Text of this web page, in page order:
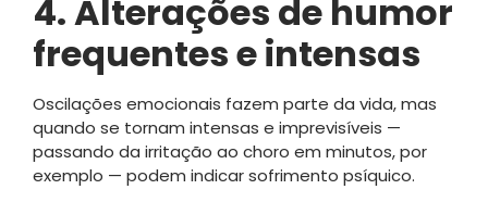
4. Alterações de humor
frequentes e intensas
Oscilações emocionais fazem parte da vida, mas
quando se tornam intensas e imprevisíveis —
passando da irritação ao choro em minutos, por
exemplo — podem indicar sofrimento psíquico.